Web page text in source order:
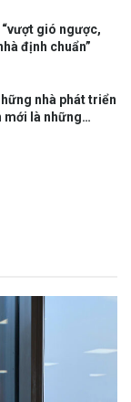
gió ngược,
định chuẩn”
nhà phát triển
mới là những